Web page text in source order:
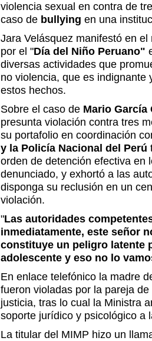
violencia sexual en contra de
caso de bullying en una
Jara Velásquez manifestó en
por el "Día del Niño Peruano"
diversas actividades que
no violencia, que es indignante
estos hechos.
Sobre el caso de Mario García
presunta violación contra tres
su portafolio en coordinación
y la Policía Nacional del Perú
orden de detención efectiva en
denunciado, y exhortó a las
disponga su reclusión en un
violación.
"Las autoridades
inmediatamente, este señor
constituye un peligro latente
adolescente y eso no lo
En enlace telefónico la madre
fueron violadas por la pareja
justicia, tras lo cual la Ministra
soporte jurídico y psicológico a
La titular del MIMP hizo un